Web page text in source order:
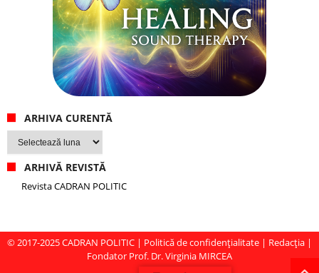
ARHIVA CURENTĂ
Arhiva
curentă
ARHIVĂ REVISTĂ
Revista CADRAN POLITIC
© 2017-2025CADRAN POLITIC | Politică de confidențialitate | Redacția |
Fondator Prof. Dr. Virginia MIRCEA